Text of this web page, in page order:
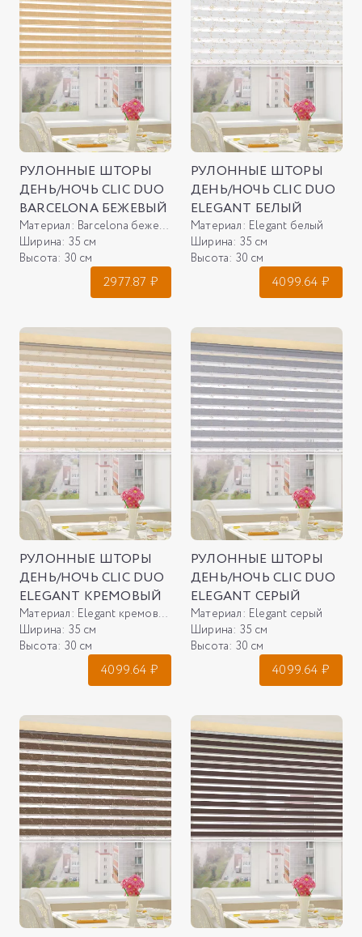
РУЛОННЫЕ ШТОРЫ
ДЕНЬ/НОЧЬ CLIC DUO
BARCELONA БЕЖЕВЫЙ
Материал: Barcelona бежевый
Ширина: 35 см
Высота: 30 см
2977.87 ₽
РУЛОННЫЕ ШТОРЫ
ДЕНЬ/НОЧЬ CLIC DUO
ELEGANT БЕЛЫЙ
Материал: Elegant белый
Ширина: 35 см
Высота: 30 см
4099.64 ₽
РУЛОННЫЕ ШТОРЫ
ДЕНЬ/НОЧЬ CLIC DUO
ELEGANT КРЕМОВЫЙ
Материал: Elegant кремовый
Ширина: 35 см
Высота: 30 см
4099.64 ₽
РУЛОННЫЕ ШТОРЫ
ДЕНЬ/НОЧЬ CLIC DUO
ELEGANT СЕРЫЙ
Материал: Elegant серый
Ширина: 35 см
Высота: 30 см
4099.64 ₽